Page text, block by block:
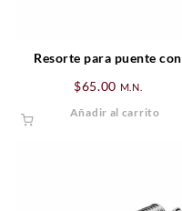
Resorte para puente con
$65.00 M.N.
Añadir al carrito